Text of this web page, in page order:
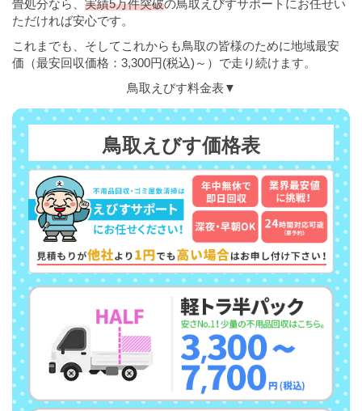
畳処分なら、 実績5万件突破の鳥取えびすサポートにお任せい
ただければ安心です。
これまでも、そしてこれからも鳥取の皆様のために地域最安
価（最安回収価格：3,300円(税込)～）で走り続けます。
鳥取えびす料金表▼
鳥取えびす価格表